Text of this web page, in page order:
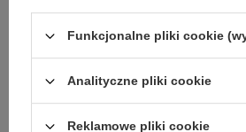
ZALOGUJ SIĘ I
Masz pytanie? Chętnie pomożemy.
Zadzwoń+48 601 547 740 Zadaj
skład materiału : 66% bawełna, 29% poliamid
Funkcjonalne pliki cookie
Analityczne pliki cookie
Reklamowe pliki cookie